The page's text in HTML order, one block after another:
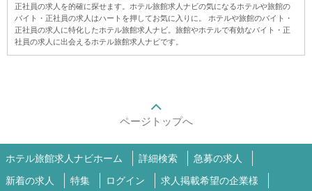
正社員の求人を的確に探せます。ホテル旅館求人ナビの気になるホテルや旅館の
バイト・正社員の求人はハートを押してお気に入りに。 ホテルや旅館のバイト・
正社員の求人に特化したホテル旅館求人ナビ。旅館やホテルで有効なバイト・正
社員の求人に出会えるホテル旅館求人ナビです。
ページトップへ
ホテル旅館求人ナビホーム 詳細検索
急募の求人
新着の求人
特集 ログイン 求人掲載希望の企業様